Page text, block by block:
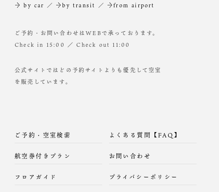
→ by car ／ →by transit ／ →from airport
ご予約・お問い合わせはWEBで承っております。
Check in 15:00 ／ Check out 11:00
公式サイトではどの予約サイトよりも優先して空室
を販売しています。
ご予約・空室検索
航空券付きプラン
フロアガイド
よくある質問【FAQ】
お問い合わせ
プライバシーポリシー